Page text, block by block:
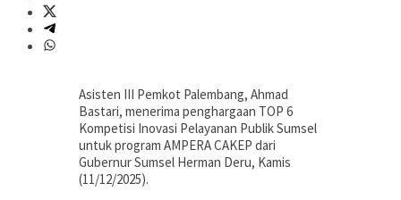
Asisten III Pemkot Palembang, Ahmad
Bastari, menerima penghargaan TOP 6
Kompetisi Inovasi Pelayanan Publik Sumsel
untuk program AMPERA CAKEP dari
Gubernur Sumsel Herman Deru, Kamis
(11/12/2025).